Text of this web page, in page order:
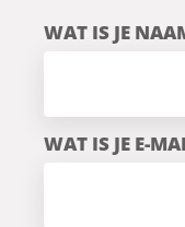
WAT IS JE
WAT IS JE E-